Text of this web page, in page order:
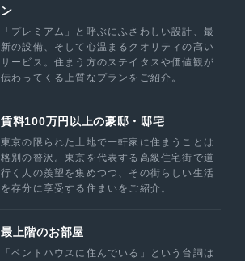
ン
「プレミアム」と呼ぶにふさわしい設計、最
新の設備、そして心温まるクオリティの高い
サービス。住まう方のステイタスや価値観が
伝わってくる上質なプランをご紹介。
賃料100万円以上の豪邸・邸宅
東京の限られた土地で一軒家に住まうことは
格別の贅沢。東京を代表する高級住宅街で道
行く人の羨望を集めつつ、その街らしい生活
を存分に享受する住まいをご紹介。
最上階のお部屋
「ペントハウスに住んでいる」という台詞は